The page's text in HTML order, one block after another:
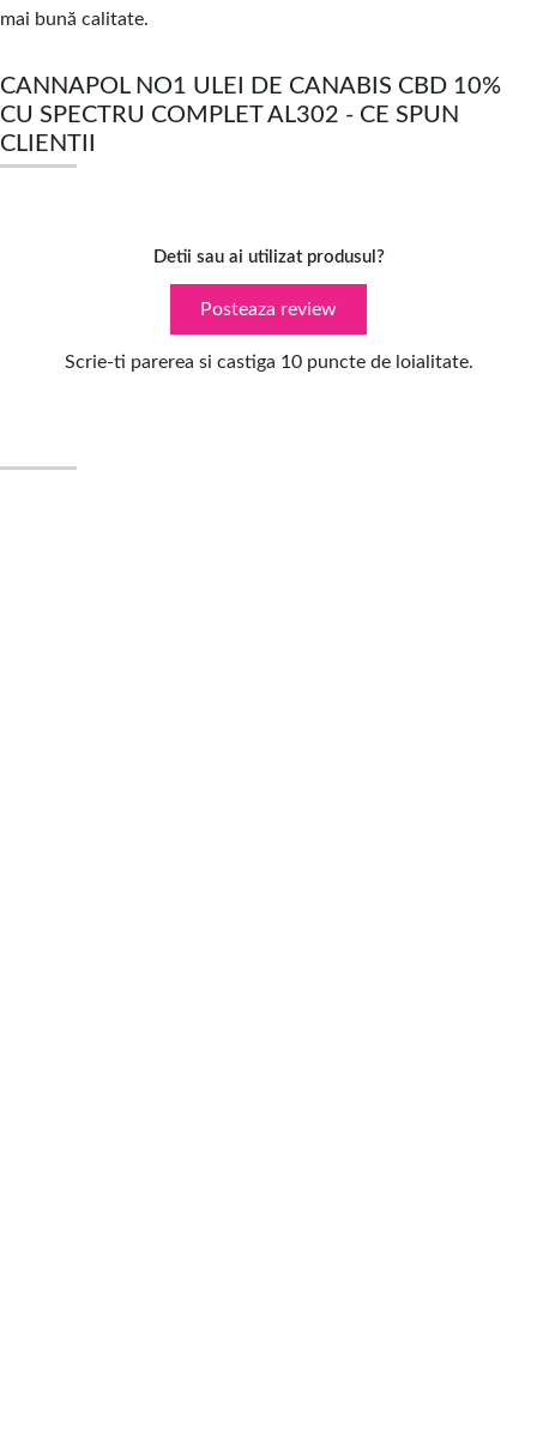
mai bună calitate.
CANNAPOL NO1 ULEI DE CANABIS CBD 10%
CU SPECTRU COMPLET AL302 - CE SPUN
CLIENTII
Detii sau ai utilizat produsul?
Posteaza review
Scrie-ti parerea si castiga 10 puncte de loialitate.